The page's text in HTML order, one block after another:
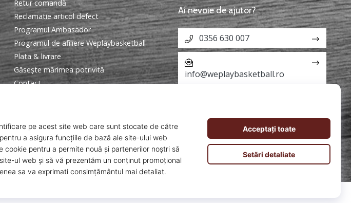
Retur comandă
Reclamatie articol defect
Programul Ambasador
Programul de afiliere Weplaybasketball
Plata & livrare
Găseşte mărimea potrivită
Contact
Ai nevoie de ajutor?
0356 630 007
info@weplaybasketball.ro
WePlayBasketball.ro